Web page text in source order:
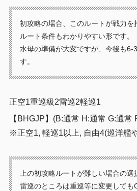
初攻略の場合、このルートが戦力を
ルート条件もわかりやすい形です。
水母の準備が大変ですが、今後も6-
す。
正空1重巡級2雷巡2軽巡1
【BHGJP】(B:通常 H:通常 G:通常
※正空1, 軽巡1以上, 自由4(巡洋艦
上の初攻略ルートが難しい場合の選
雷巡のところは重巡等に変更しても